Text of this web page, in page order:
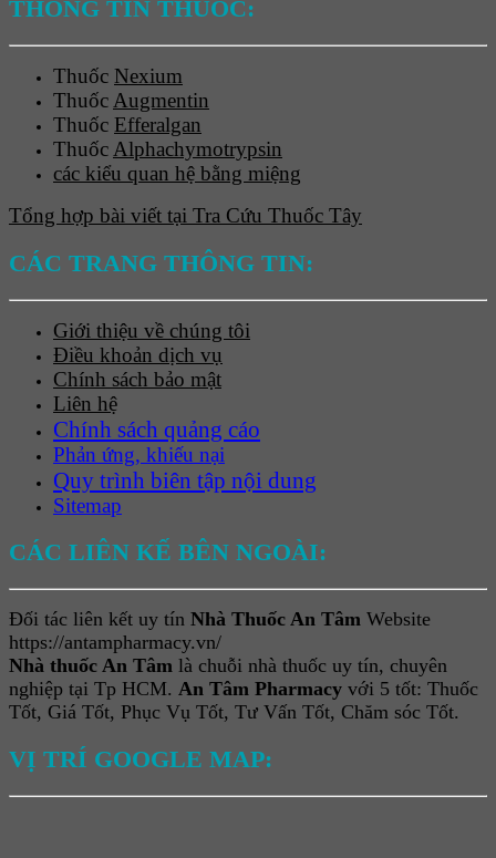
THÔNG TIN THUỐC:
Thuốc Nexium
Thuốc Augmentin
Thuốc Efferalgan
Thuốc Alphachymotrypsin
các kiểu quan hệ bằng miệng
Tổng hợp bài viết tại Tra Cứu Thuốc Tây
CÁC TRANG THÔNG TIN:
Giới thiệu về chúng tôi
Điều khoản dịch vụ
Chính sách bảo mật
Liên hệ
Chính sách quảng cáo
Phản ứng, khiếu nại
Quy trình biên tập nội dung
Sitemap
CÁC LIÊN KẾ BÊN NGOÀI:
Đối tác liên kết uy tín Nhà Thuốc An Tâm Website
https://antampharmacy.vn/
Nhà thuốc An Tâm là chuỗi nhà thuốc uy tín, chuyên
nghiệp tại Tp HCM. An Tâm Pharmacy với 5 tốt: Thuốc
Tốt, Giá Tốt, Phục Vụ Tốt, Tư Vấn Tốt, Chăm sóc Tốt.
VỊ TRÍ GOOGLE MAP: